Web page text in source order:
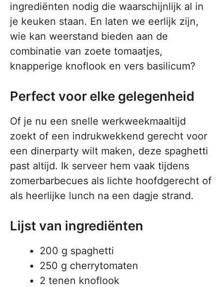
ingrediënten nodig die waarschijnlijk al in
je keuken staan. En laten we eerlijk zijn,
wie kan weerstand bieden aan de
combinatie van zoete tomaatjes,
knapperige knoflook en vers basilicum?
Perfect voor elke gelegenheid
Of je nu een snelle werkweekmaaltijd
zoekt of een indrukwekkend gerecht voor
een dinerparty wilt maken, deze spaghetti
past altijd. Ik serveer hem vaak tijdens
zomerbarbecues als lichte hoofdgerecht of
als heerlijke lunch na een dagje strand.
Lijst van ingrediënten
200 g spaghetti
250 g cherrytomaten
2 tenen knoflook